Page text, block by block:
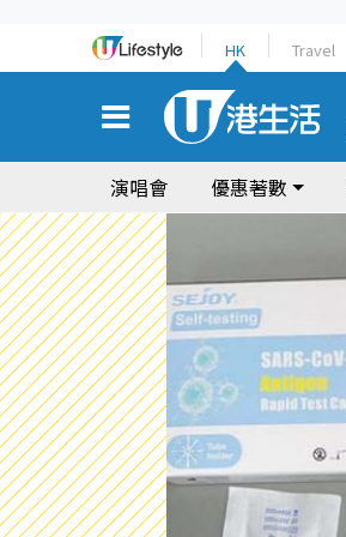
HK Travel
演唱會 優惠著數